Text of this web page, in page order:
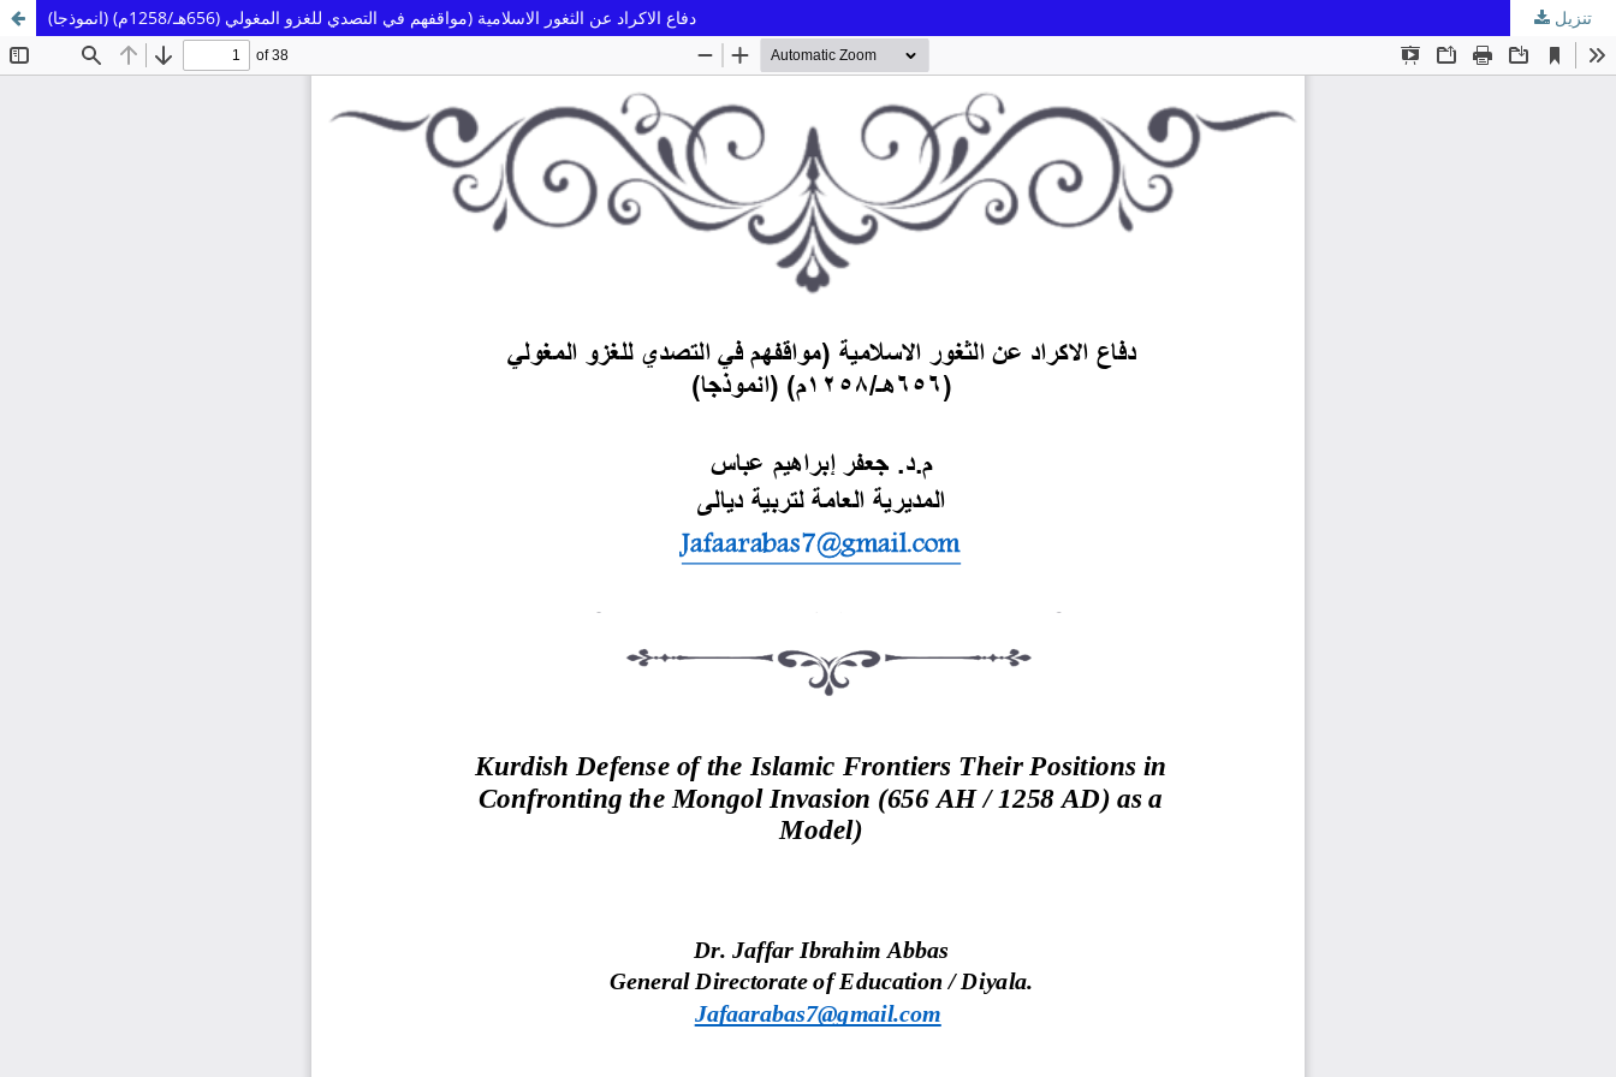
دفاع الاكراد عن الثغور الاسلامية (مواقفهم في التصدي للغزو المغولي (656هـ/1258م) (انموذجا) تنزيل